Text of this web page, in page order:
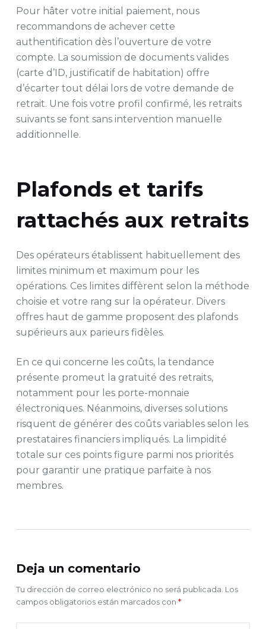
Pour hâter votre initial paiement, nous
recommandons de achever cette
authentification dès l’ouverture de votre
compte. La soumission de documents valides
(carte d’ID, justificatif de habitation) offre
d’écarter tout délai lors de votre demande de
retrait. Une fois votre profil confirmé, les retraits
suivants se font sans intervention manuelle
additionnelle.
Plafonds et tarifs
rattachés aux retraits
Des opérateurs établissent habituellement des
limites minimum et maximum pour les
opérations. Ces limites diffèrent selon la méthode
choisie et votre rang sur la opérateur. Divers
offres haut de gamme proposent des plafonds
supérieurs aux parieurs fidèles.
En ce qui concerne les coûts, la tendance
présente promeut la gratuité des retraits,
notamment pour les porte-monnaie
électroniques. Néanmoins, diverses solutions
risquent de générer des coûts variables selon les
prestataires financiers impliqués. La limpidité
totale sur ces points figure parmi nos priorités
pour garantir une pratique parfaite à nos
membres.
Deja un comentario
Tu dirección de correo electrónico no será publicada. Los
campos obligatorios están marcados con *